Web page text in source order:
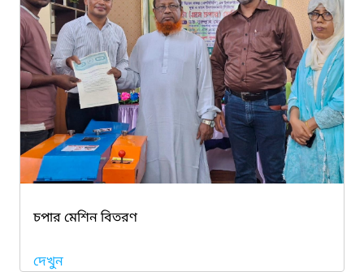
চপার মেশিন বিতরণ
দেখুন